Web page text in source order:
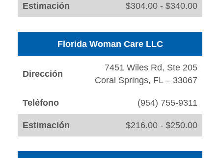
Estimación $304.00 - $340.00
Florida Woman Care LLC
Dirección
7451 Wiles Rd, Ste 205
Coral Springs, FL – 33067
Teléfono (954) 755-9311
Estimación $216.00 - $250.00